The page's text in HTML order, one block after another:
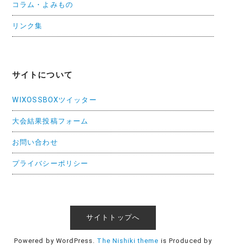
コラム・よみもの
リンク集
サイトについて
WIXOSSBOXツイッター
大会結果投稿フォーム
お問い合わせ
プライバシーポリシー
サイトトップへ
Powered by WordPress. The Nishiki theme is Produced by